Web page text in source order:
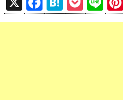
a
at o
n